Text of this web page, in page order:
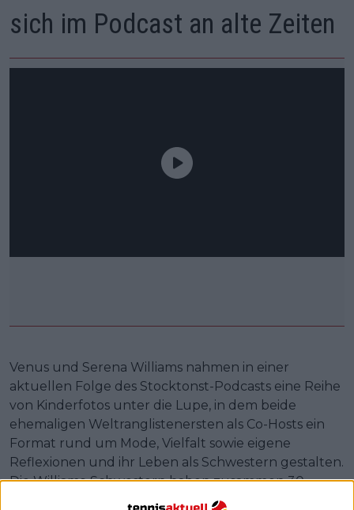
sich im Podcast an alte Zeiten
Venus und Serena Williams nahmen in einer
aktuellen Folge des Stocktonst-Podcasts eine Reihe
von Kinderfotos unter die Lupe, in dem beide
ehemaligen Weltranglistenersten als Co-Hosts ein
Format rund um Mode, Vielfalt sowie eigene
Reflexionen und ihr Leben als Schwestern gestalten.
Die Williams-Schwestern haben zusammen 30
Grand-Slam-Einzeltitel gesammelt und als Doppel